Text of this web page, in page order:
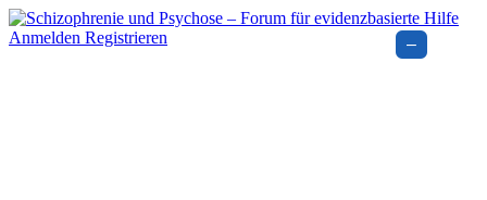
Anmelden Registrieren –